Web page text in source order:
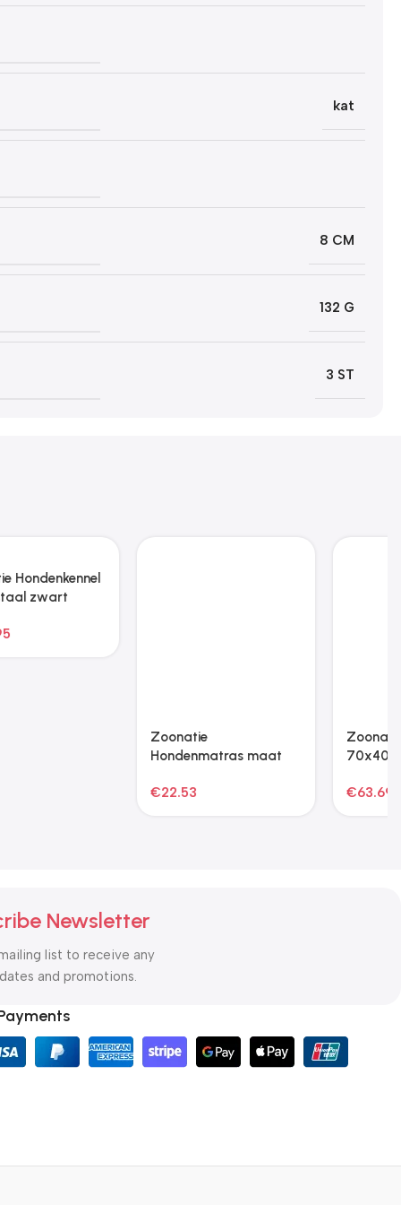
kat
8 CM
132 G
3 ST
Zoonatie Hondenmand
70x45x28 cm kunstleer
Zoonatie Hondenmand
100x54x33 cm fluweel
Newsletter
list to receive any
and promotions.